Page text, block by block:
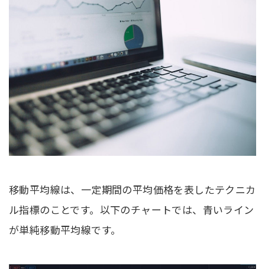
移動平均線は、一定期間の平均価格を表したテクニカ
ル指標のことです。以下のチャートでは、青いライン
が単純移動平均線です。